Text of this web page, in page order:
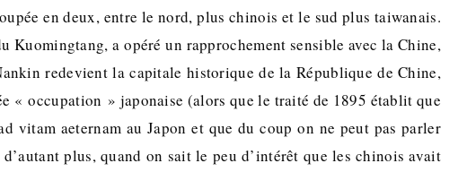
en deux, entre le nord, plus chinois et le sud plus taiwanais.
Kuomingtang, a opéré un rapprochement sensible avec la Chine,
redevient la capitale historique de la République de Chine,
« occupation » japonaise (alors que le traité de 1895 établit que
vitam aeternam au Japon et que du coup on ne peut pas parler
plus, quand on sait le peu d’intérêt que les chinois avait